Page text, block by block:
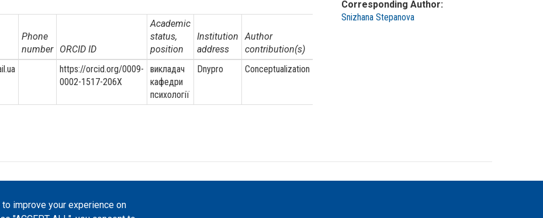
Phone
number
ORCID ID
Academic
status,
position
Institution
address
Author
contribution(s)
https://orcid.org/0009-
0002-1517-206X
викладач
кафедри
психології
Dnypro Conceptualization
Corresponding Author:
Snizhana Stepanova
improve your experience on
Commons Attribution 4.0 International